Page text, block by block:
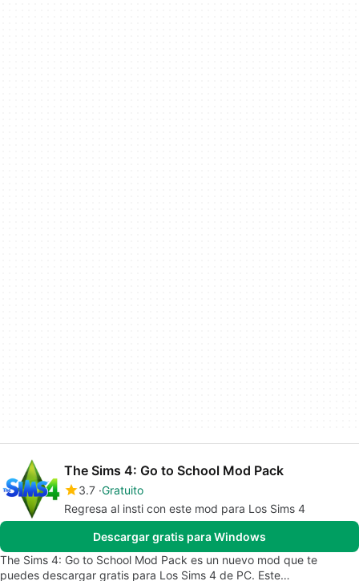
The Sims 4: Go to School Mod Pack
3.7 Gratuito
Regresa al insti con este mod para Los Sims 4
Descargar gratis para Windows
The Sims 4: Go to School Mod Pack es un nuevo mod que te
puedes descargar gratis para Los Sims 4 de PC. Este…